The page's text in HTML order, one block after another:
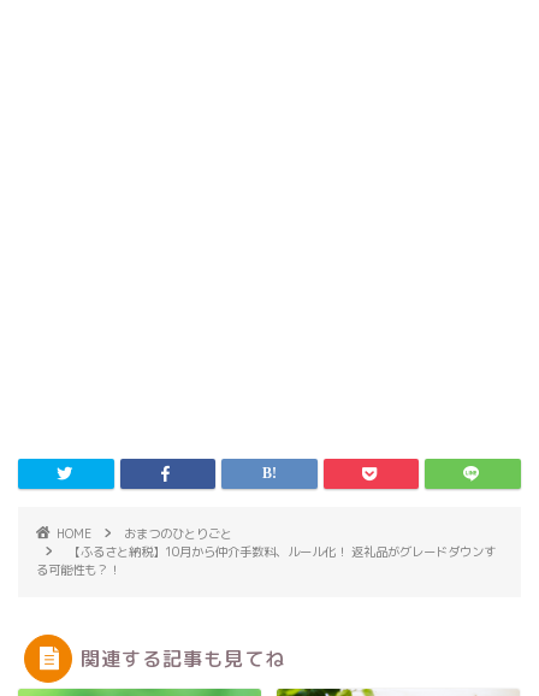
HOME
おまつのひとりごと
【ふるさと納税】10月から仲介手数料、ルール化！ 返礼品がグレードダウンす
る可能性も？！
関連する記事も見てね